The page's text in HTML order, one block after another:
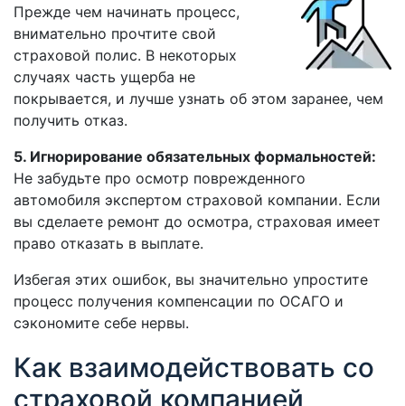
Прежде чем начинать процесс,
внимательно прочтите свой
страховой полис. В некоторых
случаях часть ущерба не
покрывается, и лучше узнать об этом заранее, чем
получить отказ.
5. Игнорирование обязательных формальностей:
Не забудьте про осмотр поврежденного
автомобиля экспертом страховой компании. Если
вы сделаете ремонт до осмотра, страховая имеет
право отказать в выплате.
Избегая этих ошибок, вы значительно упростите
процесс получения компенсации по ОСАГО и
сэкономите себе нервы.
Как взаимодействовать со
страховой компанией